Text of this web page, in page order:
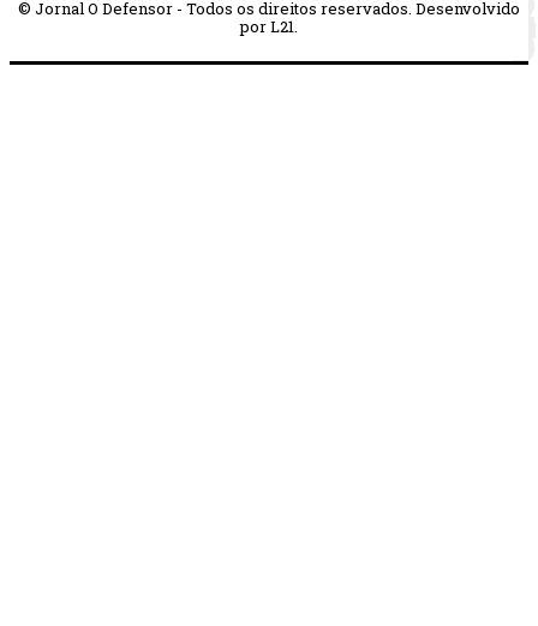
© Jornal O Defensor - Todos os direitos reservados. Desenvolvido
por L21.